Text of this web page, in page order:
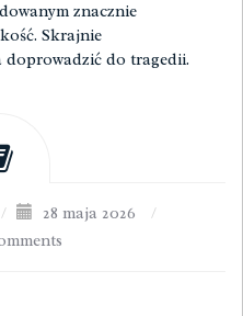
znacznie
Skrajnie
doprowadzić do tragedii.
/ 28 maja 2026
/